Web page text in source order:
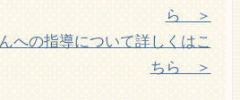
ら ＞
への指導について詳しくはこ
ちら ＞